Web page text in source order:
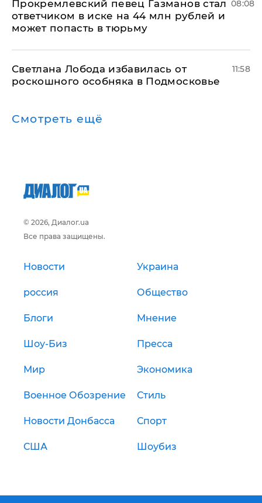
Прокремлевский певец Газманов стал
ответчиком в иске на 44 млн рублей и
может попасть в тюрьму
08:08
Светлана Лобода избавилась от
роскошного особняка в Подмосковье
11:58
Смотреть ещё
© 2026, Диалог.ua
Все права защищены.
Новости Украина
россия Общество
Блоги Мнение
Шоу-Биз Пресса
Мир Экономика
Военное Обозрение Стиль
Новости Донбасса Спорт
США Шоубиз